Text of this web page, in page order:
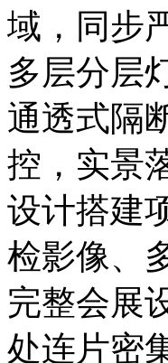
域，同步
多层分层
通透式隔
控，实景
设计搭建
检影像、
完整会展
处连片密